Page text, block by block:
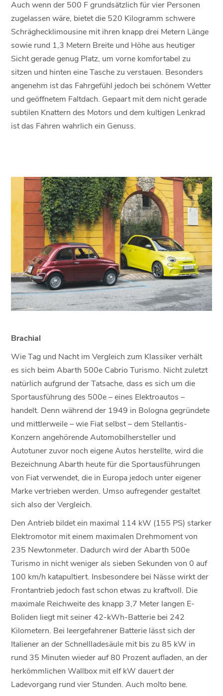
Auch wenn der 500 F grundsätzlich für vier Personen
zugelassen wäre, bietet die 520 Kilogramm schwere
Schräghecklimousine mit ihren knapp drei Metern Länge
sowie rund 1,3 Metern Breite und Höhe aus heutiger
Sicht gerade genug Platz, um vorne komfortabel zu
sitzen und hinten eine Tasche zu verstauen. Besonders
angenehm ist das Fahrgefühl jedoch bei schönem Wetter
und geöffnetem Faltdach. Gepaart mit dem nicht gerade
subtilen Knattern des Motors und dem kultigen Lenkrad
ist das Fahren wahrlich ein Genuss.
Brachial
Wie Tag und Nacht im Vergleich zum Klassiker verhält
es sich beim Abarth 500e Cabrio Turismo. Nicht zuletzt
natürlich aufgrund der Tatsache, dass es sich um die
Sportausführung des 500e – eines Elektroautos –
handelt. Denn während der 1949 in Bologna gegründete
und mittlerweile – wie Fiat selbst – dem Stellantis-
Konzern angehörende Automobilhersteller und
Autotuner zuvor noch eigene Autos herstellte, wird die
Bezeichnung Abarth heute für die Sportausführungen
von Fiat verwendet, die in Europa jedoch unter eigener
Marke vertrieben werden. Umso aufregender gestaltet
sich also der Vergleich.
Den Antrieb bildet ein maximal 114 kW (155 PS) starker
Elektromotor mit einem maximalen Drehmoment von
235 Newtonmeter. Dadurch wird der Abarth 500e
Turismo in nicht weniger als sieben Sekunden von 0 auf
100 km/h katapultiert. Insbesondere bei Nässe wirkt der
Frontantrieb jedoch fast schon etwas zu kraftvoll. Die
maximale Reichweite des knapp 3,7 Meter langen E-
Boliden liegt mit seiner 42-kWh-Batterie bei 242
Kilometern. Bei leergefahrener Batterie lässt sich der
Italiener an der Schnellladesäule mit bis zu 85 kW in
rund 35 Minuten wieder auf 80 Prozent aufladen, an der
herkömmlichen Wallbox mit elf kW dauert der
Ladevorgang rund vier Stunden. Auch molto bene.